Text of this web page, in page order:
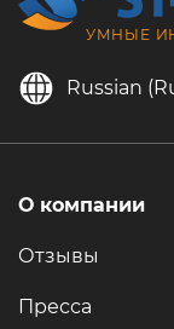
УМНЫЕ
Russian
О компании
Отзывы
Пресса